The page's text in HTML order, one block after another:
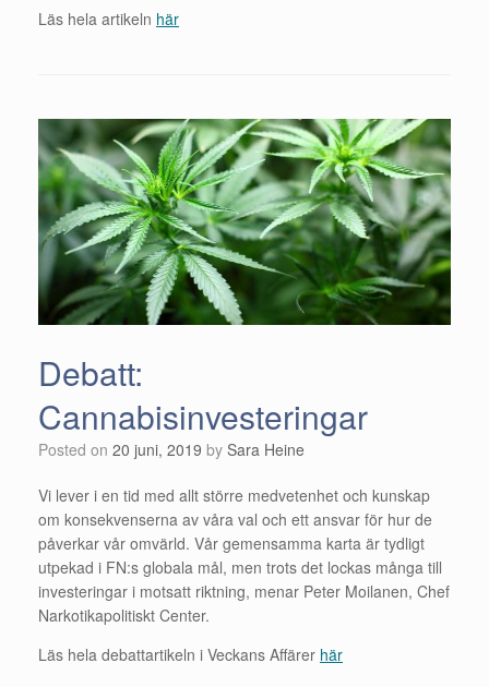
Läs hela artikeln här
Debatt:
Cannabisinvesteringar
Posted on 20 juni, 2019 by Sara Heine
Vi lever i en tid med allt större medvetenhet och kunskap
om konsekvenserna av våra val och ett ansvar för hur de
påverkar vår omvärld. Vår gemensamma karta är tydligt
utpekad i FN:s globala mål, men trots det lockas många till
investeringar i motsatt riktning, menar Peter Moilanen, Chef
Narkotikapolitiskt Center.
Läs hela debattartikeln i Veckans Affärer här